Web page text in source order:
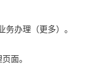
办理（更多）。
面。